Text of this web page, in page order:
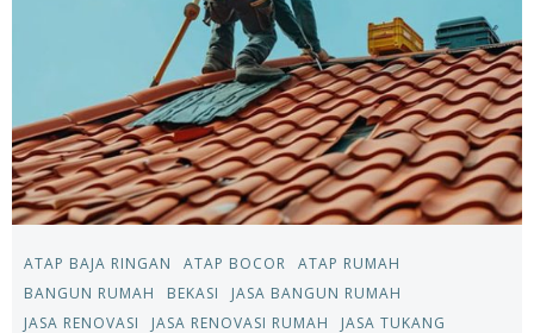
ATAP BAJA RINGAN ATAP BOCOR
ATAP RUMAH
BANGUN RUMAH
BEKASI
JASA BANGUN RUMAH
JASA RENOVASI
JASA RENOVASI RUMAH
JASA TUKANG